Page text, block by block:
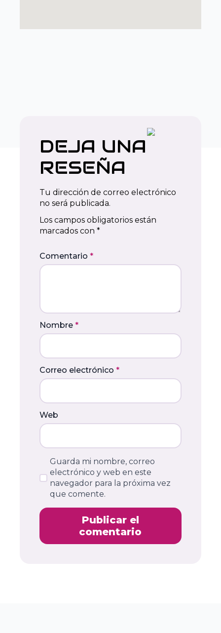
DEJA UNA
RESEÑA
Tu dirección de correo electrónico
no será publicada.
Los campos obligatorios están
marcados con *
Comentario *
Nombre *
Correo electrónico *
Web
Guarda mi nombre, correo
electrónico y web en este
navegador para la próxima vez
que comente.